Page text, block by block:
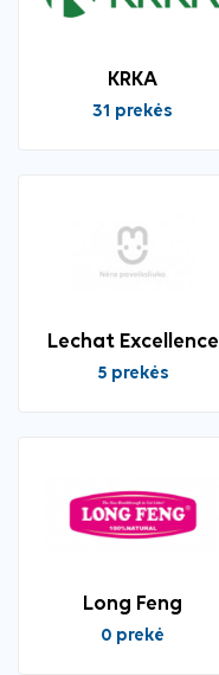
KRKA
31 prekės
Lechat Excellence
5 prekės
Long Feng
0 prekė